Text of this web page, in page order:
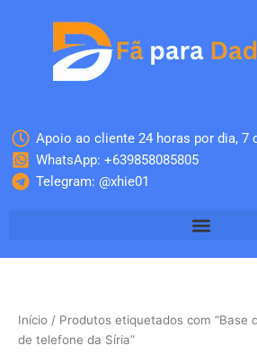
Apoio ao cliente 24 horas por dia, 7
WhatsApp: +639858085805
Telegram: @xhie01
Início / Produtos etiquetados com “Base
de telefone da Síria”